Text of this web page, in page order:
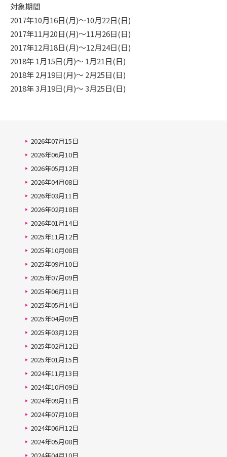
対象期間
2017年10月16日(月)～10月22日(日)
2017年11月20日(月)～11月26日(日)
2017年12月18日(月)～12月24日(日)
2018年 1月15日(月)～ 1月21日(日)
2018年 2月19日(月)～ 2月25日(日)
2018年 3月19日(月)～ 3月25日(日)
2026年07月15日
2026年06月10日
2026年05月12日
2026年04月08日
2026年03月11日
2026年02月18日
2026年01月14日
2025年11月12日
2025年10月08日
2025年09月10日
2025年07月09日
2025年06月11日
2025年05月14日
2025年04月09日
2025年03月12日
2025年02月12日
2025年01月15日
2024年11月13日
2024年10月09日
2024年09月11日
2024年07月10日
2024年06月12日
2024年05月08日
2024年04月10日